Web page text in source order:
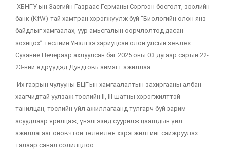
ХБНГУ-ын Засгийн Газраас Германы Сэргээн босголт, зээлийн
банк (KfW)-тай хамтран хэрэгжүүлж буй “Биологийн олон янз
байдлыг хамгаалах, уур амьсгалын өөрчлөлтөд дасан
зохицох” төслийн Үнэлгээ хариуцсан олон улсын зөвлөх
Сузанне Печераар ахлуулсан баг 2025 оны 03 дугаар сарын 22-
23-ний өдрүүдэд Дундговь аймагт ажиллаа.
Их газрын чулууны БЦГ-ын хамгаалалтын захиргааны албан
хаагчидтай уулзаж төслийн II, III шатны хэрэгжилттэй
танилцан, төслийн үйл ажиллагаанд тулгарч буй зарим
асуудлаар ярилцаж, үнэлгээнд суурилж цаашдын үйл
ажиллагааг оновчтой төлөвлөн хэрэгжилтийг сайжруулах
талаар санал солилцлоо.